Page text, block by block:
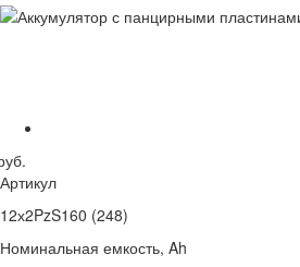
Артикул
12х2PzS160 (248)
Номинальная емкость, Ah